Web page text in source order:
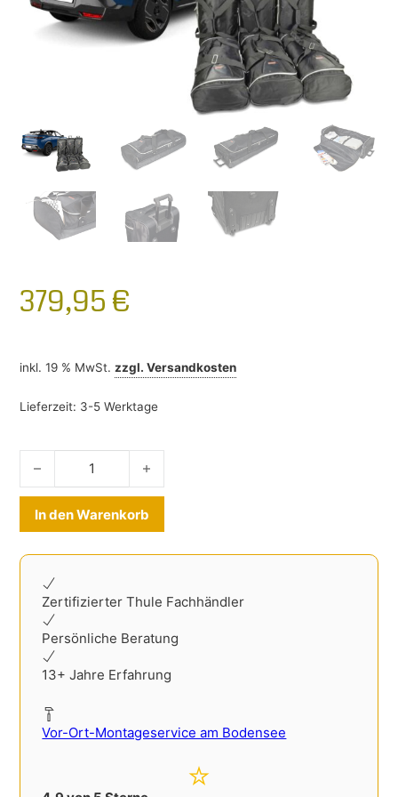
379,95 €
inkl. 19 % MwSt. zzgl.Versandkosten
Lieferzeit: 3-5 Werktage
Reisetaschenset Peugeot 3008 III ab 2024- Menge
In den Warenkorb
Zertifizierter Thule Fachhändler
Persönliche Beratung
13+ Jahre Erfahrung
Vor-Ort-Montageservice am Bodensee